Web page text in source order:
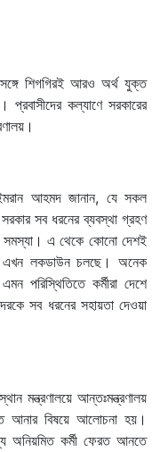
শিগগিরই আরও অর্থ যুক্ত
প্রবাসীদের কল্যাণে সরকারের
ইমরান আহমদ জানান, যে সকল
সব ধরনের ব্যবস্থা গ্রহণ
সমস্যা। এ থেকে কোনো দেশই
এখন লকডাউন চলছে। অনেক
পরিস্থিতিতে কর্মীরা দেশে
সব ধরনের সহায়তা দেওয়া
মন্ত্রণালয়ে আন্তঃমন্ত্রণালয়
আনার বিষয়ে আলোচনা হয়।
অনিয়মিত কর্মী ফেরত আনতে